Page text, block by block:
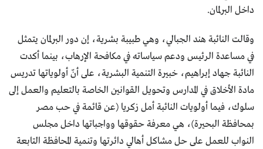
داخل البرلمان.
وقالت النائبة هند الجبالي، وهي طبيبة بشرية، إن دور البرلمان يتمثل
في مساعدة الرئيس ودعم سياساته في مكافحة الإرهاب، بينما أكدت
النائبة جهاد إبراهيم، خبيرة التنمية البشرية، على أنّ أولوياتها تدريس
مادة الأخلاق في المدارس وتحويل القوانين الخاصة بالتعليم والعمل إلى
سلوك، فيما أولويات النائبة أمل زكريا (عن قائمة في حب مصر
بمحافظة البحيرة)، هي معرفة حقوقها وواجباتها داخل مجلس
النواب للعمل على حل مشاكل أهالي دائرتها وتنمية المحافظة التابعة